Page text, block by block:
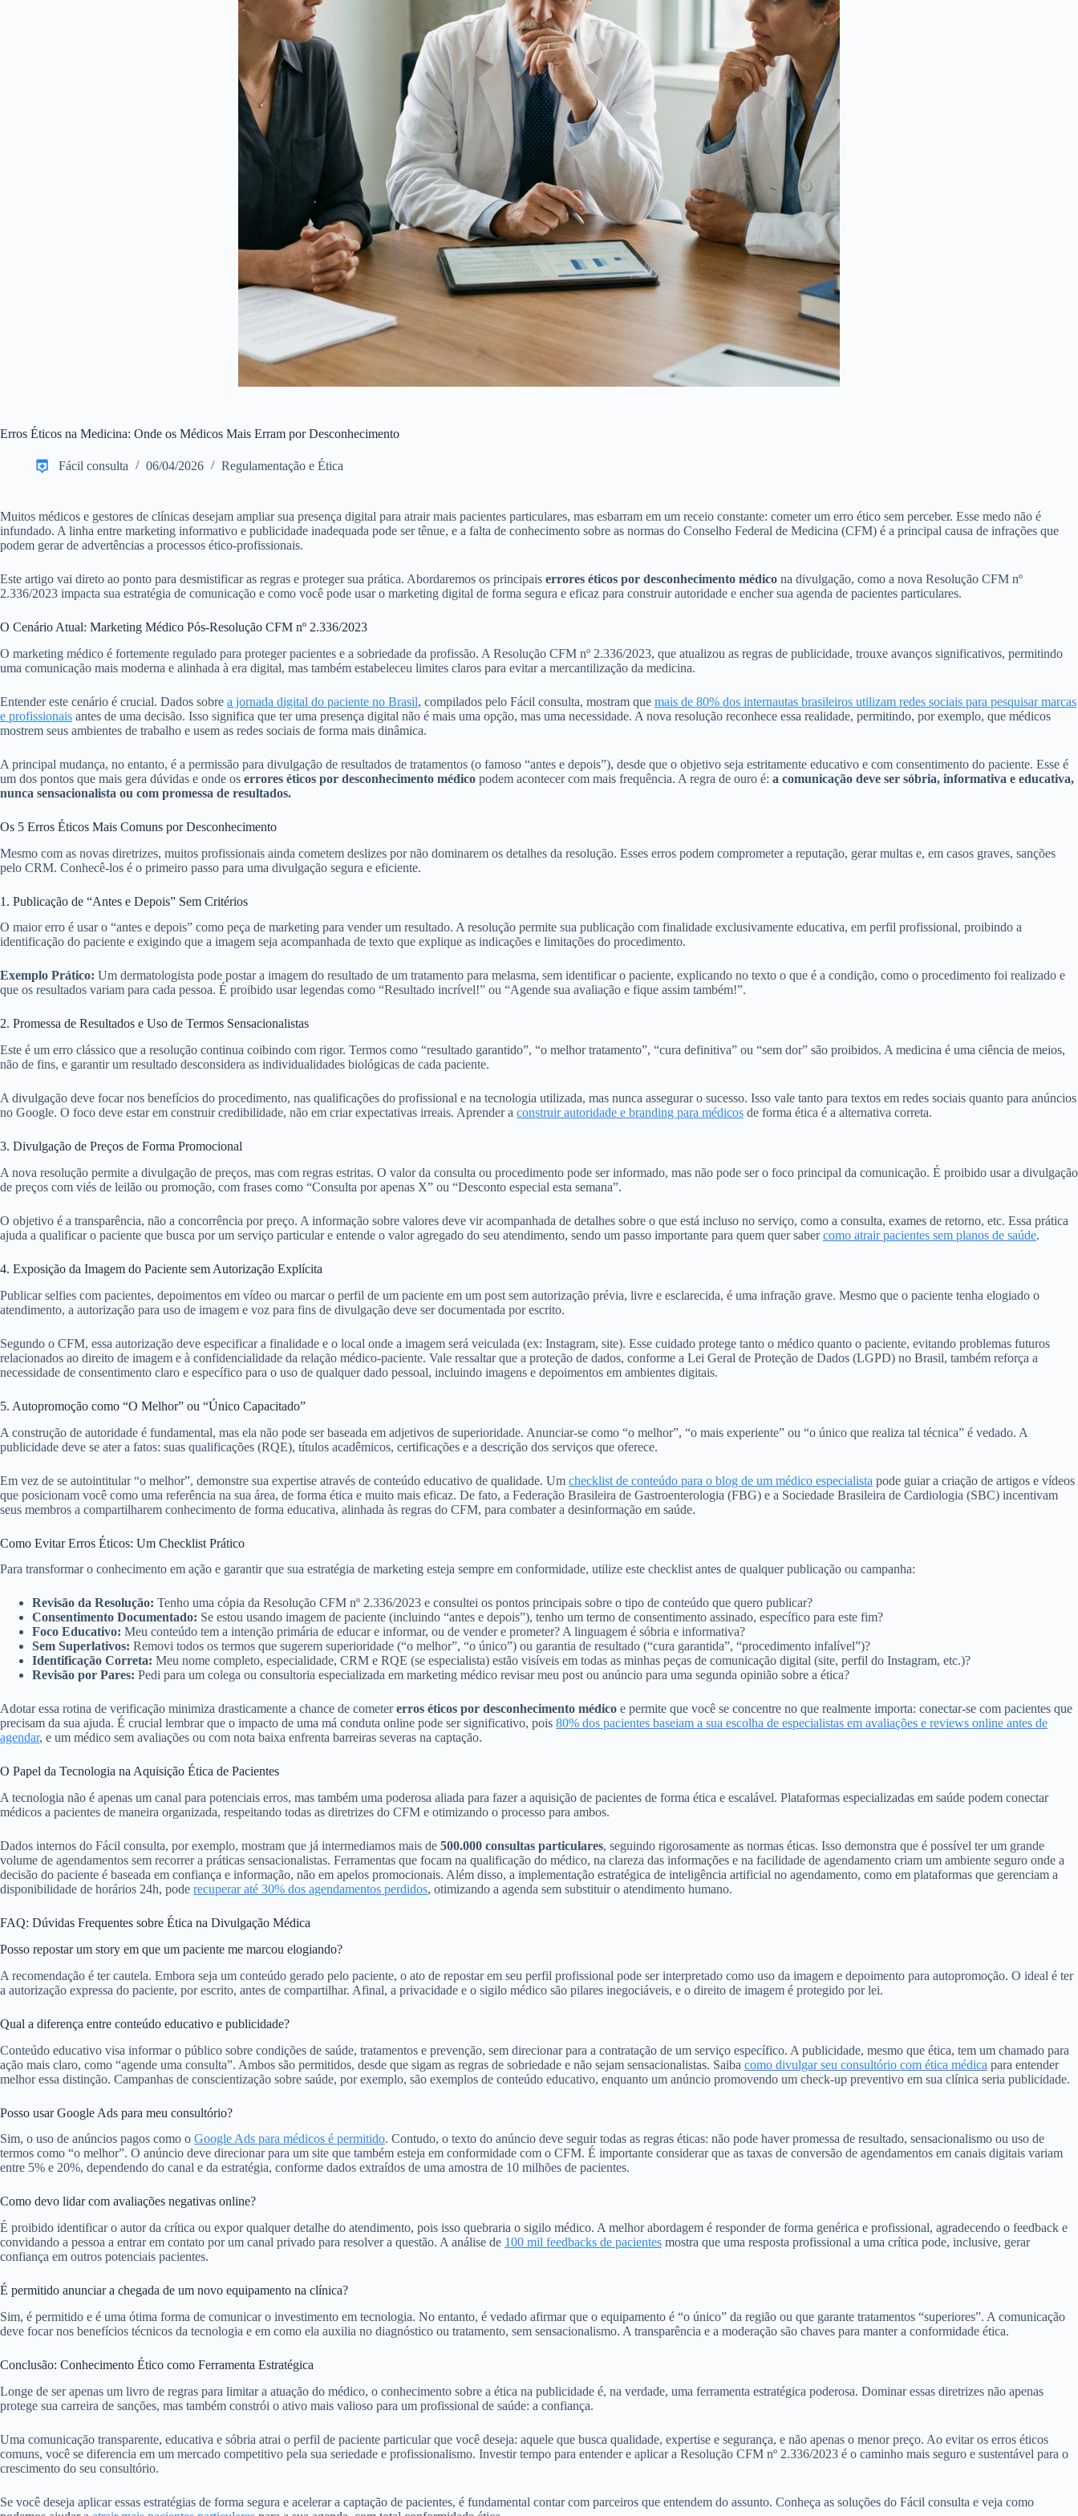
Erros Éticos na Medicina: Onde os Médicos Mais Erram por Desconhecimento
Fácil consulta 06/04/2026 Regulamentação e Ética
Muitos médicos e gestores de clínicas desejam ampliar sua presença digital para atrair mais pacientes particulares, mas esbarram em um receio constante: cometer um erro ético sem perceber. Esse medo não é
infundado. A linha entre marketing informativo e publicidade inadequada pode ser tênue, e a falta de conhecimento sobre as normas do Conselho Federal de Medicina (CFM) é a principal causa de infrações que
podem gerar de advertências a processos ético-profissionais.
Este artigo vai direto ao ponto para desmistificar as regras e proteger sua prática. Abordaremos os principais errores éticos por desconhecimento médico na divulgação, como a nova Resolução CFM nº
2.336/2023 impacta sua estratégia de comunicação e como você pode usar o marketing digital de forma segura e eficaz para construir autoridade e encher sua agenda de pacientes particulares.
O Cenário Atual: Marketing Médico Pós-Resolução CFM nº 2.336/2023
O marketing médico é fortemente regulado para proteger pacientes e a sobriedade da profissão. A Resolução CFM nº 2.336/2023, que atualizou as regras de publicidade, trouxe avanços significativos, permitindo
uma comunicação mais moderna e alinhada à era digital, mas também estabeleceu limites claros para evitar a mercantilização da medicina.
Entender este cenário é crucial. Dados sobre a jornada digital do paciente no Brasil, compilados pelo Fácil consulta, mostram que mais de 80% dos internautas brasileiros utilizam redes sociais para pesquisar marcas
e profissionais antes de uma decisão. Isso significa que ter uma presença digital não é mais uma opção, mas uma necessidade. A nova resolução reconhece essa realidade, permitindo, por exemplo, que médicos
mostrem seus ambientes de trabalho e usem as redes sociais de forma mais dinâmica.
A principal mudança, no entanto, é a permissão para divulgação de resultados de tratamentos (o famoso “antes e depois”), desde que o objetivo seja estritamente educativo e com consentimento do paciente. Esse é
um dos pontos que mais gera dúvidas e onde os errores éticos por desconhecimento médico podem acontecer com mais frequência. A regra de ouro é: a comunicação deve ser sóbria, informativa e educativa,
nunca sensacionalista ou com promessa de resultados.
Os 5 Erros Éticos Mais Comuns por Desconhecimento
Mesmo com as novas diretrizes, muitos profissionais ainda cometem deslizes por não dominarem os detalhes da resolução. Esses erros podem comprometer a reputação, gerar multas e, em casos graves, sanções
pelo CRM. Conhecê-los é o primeiro passo para uma divulgação segura e eficiente.
1. Publicação de “Antes e Depois” Sem Critérios
O maior erro é usar o “antes e depois” como peça de marketing para vender um resultado. A resolução permite sua publicação com finalidade exclusivamente educativa, em perfil profissional, proibindo a
identificação do paciente e exigindo que a imagem seja acompanhada de texto que explique as indicações e limitações do procedimento.
Exemplo Prático: Um dermatologista pode postar a imagem do resultado de um tratamento para melasma, sem identificar o paciente, explicando no texto o que é a condição, como o procedimento foi realizado e
que os resultados variam para cada pessoa. É proibido usar legendas como “Resultado incrível!” ou “Agende sua avaliação e fique assim também!”.
2. Promessa de Resultados e Uso de Termos Sensacionalistas
Este é um erro clássico que a resolução continua coibindo com rigor. Termos como “resultado garantido”, “o melhor tratamento”, “cura definitiva” ou “sem dor” são proibidos. A medicina é uma ciência de meios,
não de fins, e garantir um resultado desconsidera as individualidades biológicas de cada paciente.
A divulgação deve focar nos benefícios do procedimento, nas qualificações do profissional e na tecnologia utilizada, mas nunca assegurar o sucesso. Isso vale tanto para textos em redes sociais quanto para anúncios
no Google. O foco deve estar em construir credibilidade, não em criar expectativas irreais. Aprender a construir autoridade e branding para médicos de forma ética é a alternativa correta.
3. Divulgação de Preços de Forma Promocional
A nova resolução permite a divulgação de preços, mas com regras estritas. O valor da consulta ou procedimento pode ser informado, mas não pode ser o foco principal da comunicação. É proibido usar a divulgação
de preços com viés de leilão ou promoção, com frases como “Consulta por apenas X” ou “Desconto especial esta semana”.
O objetivo é a transparência, não a concorrência por preço. A informação sobre valores deve vir acompanhada de detalhes sobre o que está incluso no serviço, como a consulta, exames de retorno, etc. Essa prática
ajuda a qualificar o paciente que busca por um serviço particular e entende o valor agregado do seu atendimento, sendo um passo importante para quem quer sabercomo atrair pacientes sem planos de saúde.
4. Exposição da Imagem do Paciente sem Autorização Explícita
Publicar selfies com pacientes, depoimentos em vídeo ou marcar o perfil de um paciente em um post sem autorização prévia, livre e esclarecida, é uma infração grave. Mesmo que o paciente tenha elogiado o
atendimento, a autorização para uso de imagem e voz para fins de divulgação deve ser documentada por escrito.
Segundo o CFM, essa autorização deve especificar a finalidade e o local onde a imagem será veiculada (ex: Instagram, site). Esse cuidado protege tanto o médico quanto o paciente, evitando problemas futuros
relacionados ao direito de imagem e à confidencialidade da relação médico-paciente. Vale ressaltar que a proteção de dados, conforme a Lei Geral de Proteção de Dados (LGPD) no Brasil, também reforça a
necessidade de consentimento claro e específico para o uso de qualquer dado pessoal, incluindo imagens e depoimentos em ambientes digitais.
5. Autopromoção como “O Melhor” ou “Único Capacitado”
A construção de autoridade é fundamental, mas ela não pode ser baseada em adjetivos de superioridade. Anunciar-se como “o melhor”, “o mais experiente” ou “o único que realiza tal técnica” é vedado. A
publicidade deve se ater a fatos: suas qualificações (RQE), títulos acadêmicos, certificações e a descrição dos serviços que oferece.
Em vez de se autointitular “o melhor”, demonstre sua expertise através de conteúdo educativo de qualidade. Um checklist de conteúdo para o blog de um médico especialista pode guiar a criação de artigos e vídeos
que posicionam você como uma referência na sua área, de forma ética e muito mais eficaz. De fato, a Federação Brasileira de Gastroenterologia (FBG) e a Sociedade Brasileira de Cardiologia (SBC) incentivam
seus membros a compartilharem conhecimento de forma educativa, alinhada às regras do CFM, para combater a desinformação em saúde.
Como Evitar Erros Éticos: Um Checklist Prático
Para transformar o conhecimento em ação e garantir que sua estratégia de marketing esteja sempre em conformidade, utilize este checklist antes de qualquer publicação ou campanha:
Revisão da Resolução: Tenho uma cópia da Resolução CFM nº 2.336/2023 e consultei os pontos principais sobre o tipo de conteúdo que quero publicar?
Consentimento Documentado: Se estou usando imagem de paciente (incluindo “antes e depois”), tenho um termo de consentimento assinado, específico para este fim?
Foco Educativo: Meu conteúdo tem a intenção primária de educar e informar, ou de vender e prometer? A linguagem é sóbria e informativa?
Sem Superlativos: Removi todos os termos que sugerem superioridade (“o melhor”, “o único”) ou garantia de resultado (“cura garantida”, “procedimento infalível”)?
Identificação Correta: Meu nome completo, especialidade, CRM e RQE (se especialista) estão visíveis em todas as minhas peças de comunicação digital (site, perfil do Instagram, etc.)?
Revisão por Pares: Pedi para um colega ou consultoria especializada em marketing médico revisar meu post ou anúncio para uma segunda opinião sobre a ética?
Adotar essa rotina de verificação minimiza drasticamente a chance de cometererros éticos por desconhecimento médico e permite que você se concentre no que realmente importa: conectar-se com pacientes que
precisam da sua ajuda. É crucial lembrar que o impacto de uma má conduta online pode ser significativo, pois 80% dos pacientes baseiam a sua escolha de especialistas em avaliações e reviews online antes de
agendar, e um médico sem avaliações ou com nota baixa enfrenta barreiras severas na captação.
O Papel da Tecnologia na Aquisição Ética de Pacientes
A tecnologia não é apenas um canal para potenciais erros, mas também uma poderosa aliada para fazer a aquisição de pacientes de forma ética e escalável. Plataformas especializadas em saúde podem conectar
médicos a pacientes de maneira organizada, respeitando todas as diretrizes do CFM e otimizando o processo para ambos.
Dados internos do Fácil consulta, por exemplo, mostram que já intermediamos mais de 500.000 consultas particulares, seguindo rigorosamente as normas éticas. Isso demonstra que é possível ter um grande
volume de agendamentos sem recorrer a práticas sensacionalistas. Ferramentas que focam na qualificação do médico, na clareza das informações e na facilidade de agendamento criam um ambiente seguro onde a
decisão do paciente é baseada em confiança e informação, não em apelos promocionais. Além disso, a implementação estratégica de inteligência artificial no agendamento, como em plataformas que gerenciam a
disponibilidade de horários 24h, pode recuperar até 30% dos agendamentos perdidos, otimizando a agenda sem substituir o atendimento humano.
FAQ: Dúvidas Frequentes sobre Ética na Divulgação Médica
Posso repostar um story em que um paciente me marcou elogiando?
A recomendação é ter cautela. Embora seja um conteúdo gerado pelo paciente, o ato de repostar em seu perfil profissional pode ser interpretado como uso da imagem e depoimento para autopromoção. O ideal é ter
a autorização expressa do paciente, por escrito, antes de compartilhar. Afinal, a privacidade e o sigilo médico são pilares inegociáveis, e o direito de imagem é protegido por lei.
Qual a diferença entre conteúdo educativo e publicidade?
Conteúdo educativo visa informar o público sobre condições de saúde, tratamentos e prevenção, sem direcionar para a contratação de um serviço específico. A publicidade, mesmo que ética, tem um chamado para
ação mais claro, como “agende uma consulta”. Ambos são permitidos, desde que sigam as regras de sobriedade e não sejam sensacionalistas. Saiba como divulgar seu consultório com ética médica para entender
melhor essa distinção. Campanhas de conscientização sobre saúde, por exemplo, são exemplos de conteúdo educativo, enquanto um anúncio promovendo um check-up preventivo em sua clínica seria publicidade.
Posso usar Google Ads para meu consultório?
Sim, o uso de anúncios pagos como o Google Ads para médicos é permitido. Contudo, o texto do anúncio deve seguir todas as regras éticas: não pode haver promessa de resultado, sensacionalismo ou uso de
termos como “o melhor”. O anúncio deve direcionar para um site que também esteja em conformidade com o CFM. É importante considerar que as taxas de conversão de agendamentos em canais digitais variam
entre 5% e 20%, dependendo do canal e da estratégia, conforme dados extraídos de uma amostra de 10 milhões de pacientes.
Como devo lidar com avaliações negativas online?
É proibido identificar o autor da crítica ou expor qualquer detalhe do atendimento, pois isso quebraria o sigilo médico. A melhor abordagem é responder de forma genérica e profissional, agradecendo o feedback e
convidando a pessoa a entrar em contato por um canal privado para resolver a questão. A análise de 100 mil feedbacks de pacientes mostra que uma resposta profissional a uma crítica pode, inclusive, gerar
confiança em outros potenciais pacientes.
É permitido anunciar a chegada de um novo equipamento na clínica?
Sim, é permitido e é uma ótima forma de comunicar o investimento em tecnologia. No entanto, é vedado afirmar que o equipamento é “o único” da região ou que garante tratamentos “superiores”. A comunicação
deve focar nos benefícios técnicos da tecnologia e em como ela auxilia no diagnóstico ou tratamento, sem sensacionalismo. A transparência e a moderação são chaves para manter a conformidade ética.
Conclusão: Conhecimento Ético como Ferramenta Estratégica
Longe de ser apenas um livro de regras para limitar a atuação do médico, o conhecimento sobre a ética na publicidade é, na verdade, uma ferramenta estratégica poderosa. Dominar essas diretrizes não apenas
protege sua carreira de sanções, mas também constrói o ativo mais valioso para um profissional de saúde: a confiança.
Uma comunicação transparente, educativa e sóbria atrai o perfil de paciente particular que você deseja: aquele que busca qualidade, expertise e segurança, e não apenas o menor preço. Ao evitar os erros éticos
comuns, você se diferencia em um mercado competitivo pela sua seriedade e profissionalismo. Investir tempo para entender e aplicar a Resolução CFM nº 2.336/2023 é o caminho mais seguro e sustentável para o
crescimento do seu consultório.
Se você deseja aplicar essas estratégias de forma segura e acelerar a captação de pacientes, é fundamental contar com parceiros que entendem do assunto. Conheça as soluções do Fácil consulta e veja como